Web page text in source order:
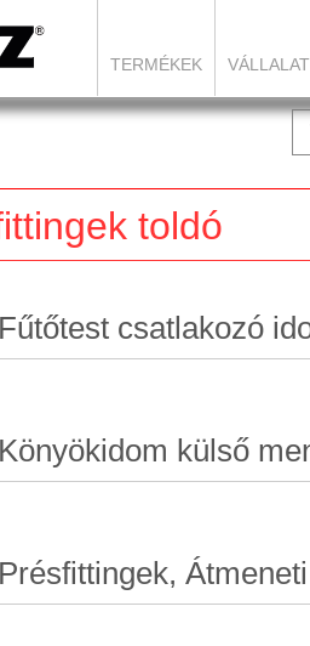
TERMÉKEK VÁLLALAT
toldó
Fűtőtest csatlakozó
Könyökidom külső
Présfittingek,